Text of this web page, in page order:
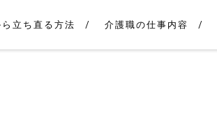
立ち直る方法 介護職の仕事内容